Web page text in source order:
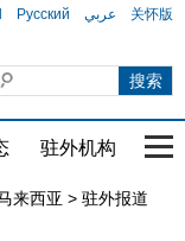
Русский عربي 关怀版
驻外机构 国
来西亚 > 驻外报道